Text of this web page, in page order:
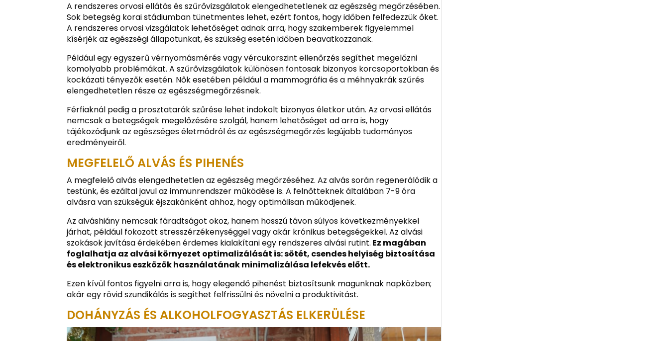
A rendszeres orvosi ellátás és szűrővizsgálatok elengedhetetlenek az egészség megőrzésében.
Sok betegség korai stádiumban tünetmentes lehet, ezért fontos, hogy időben felfedezzük őket.
A rendszeres orvosi vizsgálatok lehetőséget adnak arra, hogy szakemberek figyelemmel
kísérjék az egészségi állapotunkat, és szükség esetén időben beavatkozzanak.
Például egy egyszerű vérnyomásmérés vagy vércukorszint ellenőrzés segíthet megelőzni
komolyabb problémákat. A szűrővizsgálatok különösen fontosak bizonyos korcsoportokban és
kockázati tényezők esetén. Nők esetében például a mammográfia és a méhnyakrák szűrés
elengedhetetlen része az egészségmegőrzésnek.
Férfiaknál pedig a prosztatarák szűrése lehet indokolt bizonyos életkor után. Az orvosi ellátás
nemcsak a betegségek megelőzésére szolgál, hanem lehetőséget ad arra is, hogy
tájékozódjunk az egészséges életmódról és az egészségmegőrzés legújabb tudományos
eredményeiről.
MEGFELELŐ ALVÁS ÉS PIHENÉS
A megfelelő alvás elengedhetetlen az egészség megőrzéséhez. Az alvás során regenerálódik a
testünk, és ezáltal javul az immunrendszer működése is. A felnőtteknek általában 7-9 óra
alvásra van szükségük éjszakánként ahhoz, hogy optimálisan működjenek.
Az alváshiány nemcsak fáradtságot okoz, hanem hosszú távon súlyos következményekkel
járhat, például fokozott stresszérzékenységgel vagy akár krónikus betegségekkel. Az alvási
szokások javítása érdekében érdemes kialakítani egy rendszeres alvási rutint. Ez magában
foglalhatja az alvási környezet optimalizálását is: sötét, csendes helyiség biztosítása
és elektronikus eszközök használatának minimalizálása lefekvés előtt.
Ezen kívül fontos figyelni arra is, hogy elegendő pihenést biztosítsunk magunknak napközben;
akár egy rövid szundikálás is segíthet felfrissülni és növelni a produktivitást.
DOHÁNYZÁS ÉS ALKOHOLFOGYASZTÁS ELKERÜLÉSE